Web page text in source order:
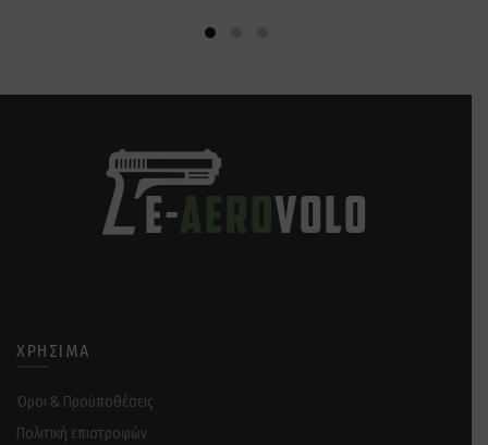
ΧΡΉΣΙΜΑ
Όροι & Προϋποθέσεις
Πολιτική επιστροφών